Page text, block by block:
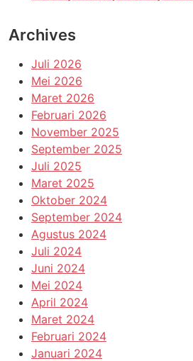
Archives
Juli 2026
Mei 2026
Maret 2026
Februari 2026
November 2025
September 2025
Juli 2025
Maret 2025
Oktober 2024
September 2024
Agustus 2024
Juli 2024
Juni 2024
Mei 2024
April 2024
Maret 2024
Februari 2024
Januari 2024